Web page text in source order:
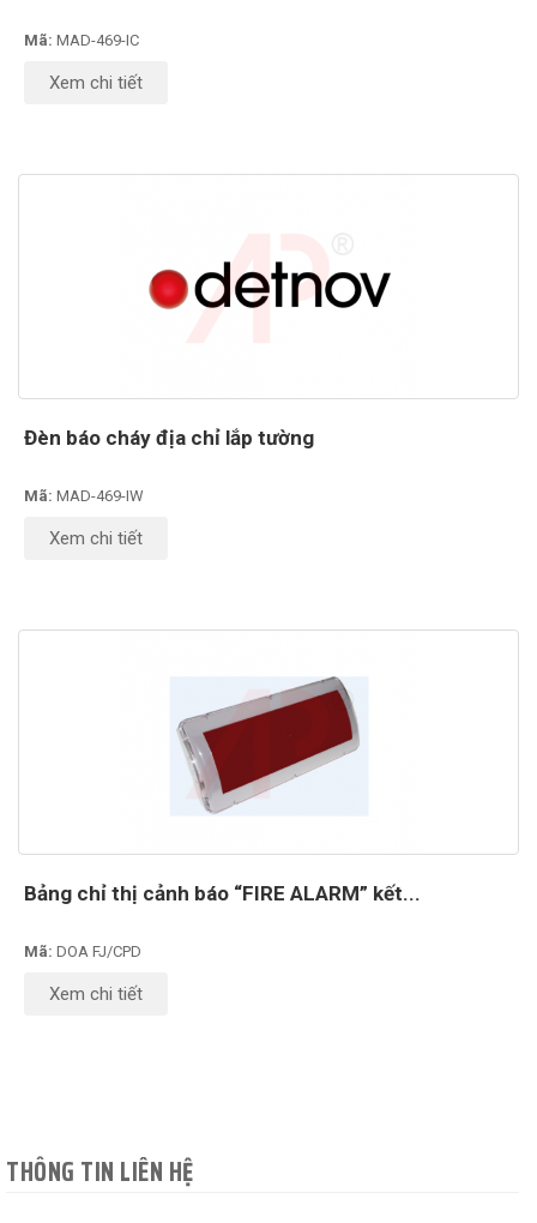
Mã: MAD-469-IC
Xem chi tiết
Đèn báo cháy địa chỉ lắp tường
Mã: MAD-469-IW
Xem chi tiết
Bảng chỉ thị cảnh báo “FIRE ALARM” kết...
Mã: DOA FJ/CPD
Xem chi tiết
THÔNG TIN LIÊN HỆ